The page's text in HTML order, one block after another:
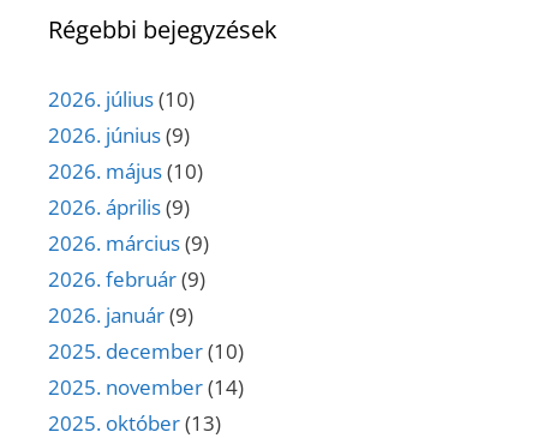
Régebbi bejegyzések
2026. július(10)
2026. június(9)
2026. május(10)
2026. április(9)
2026. március(9)
2026. február(9)
2026. január(9)
2025. december(10)
2025. november(14)
2025. október(13)